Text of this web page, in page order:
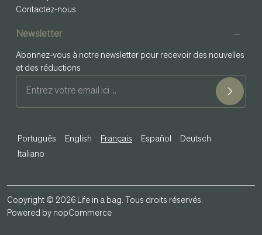
Contactez-nous
Newsletter
Abonnez-vous à notre newsletter pour recevoir des nouvelles
et des réductions
Português English Français Español
Deutsch
Italiano
Copyright © 2026 Life in a bag. Tous droits réservés.
Powered by nopCommerce